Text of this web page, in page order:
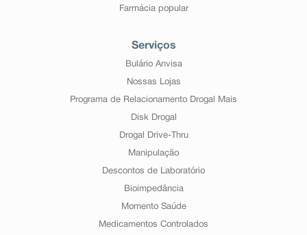
Farmácia popular
Serviços
Bulário Anvisa
Nossas Lojas
Programa de Relacionamento Drogal Mais
Disk Drogal
Drogal Drive-Thru
Manipulação
Descontos de Laboratório
Bioimpedância
Momento Saúde
Medicamentos Controlados